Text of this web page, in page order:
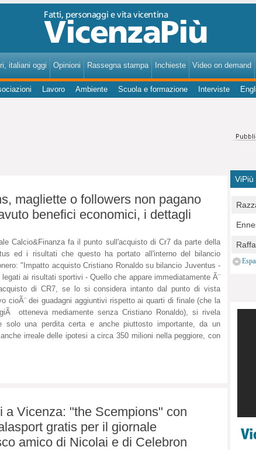
italiani oggi Opinioni Rassegna stampa Inchieste Video on demand
Lavoro Ambiente Scuola e formazione Interviste
magliette o followers non pagano
benefici economici, i dettagli
Calcio&Finanza fa il punto sull'acquisto di Cr7 da parte della
ed i risultati che questo ha portato all'interno del bilancio
"Impatto acquisto Cristiano Ronaldo su bilancio Juventus -
legati ai risultati sportivi - Quello che appare immediatamente Ã¨
di CR7, se lo si considera intanto dal punto di vista
cioÃ¨ dei guadagni aggiuntivi rispetto ai quarti di finale (che la
otteneva mediamente senza Cristiano Ronaldo), si rivela
solo una perdita certa e anche piuttosto importante, da un
irreale delle ipotesi a circa 350 milioni nella peggiore, con
a Vicenza: "the Scempions" con
gratis per il giornale
amico di Nicolai e di Celebron
ViPiù
per
E